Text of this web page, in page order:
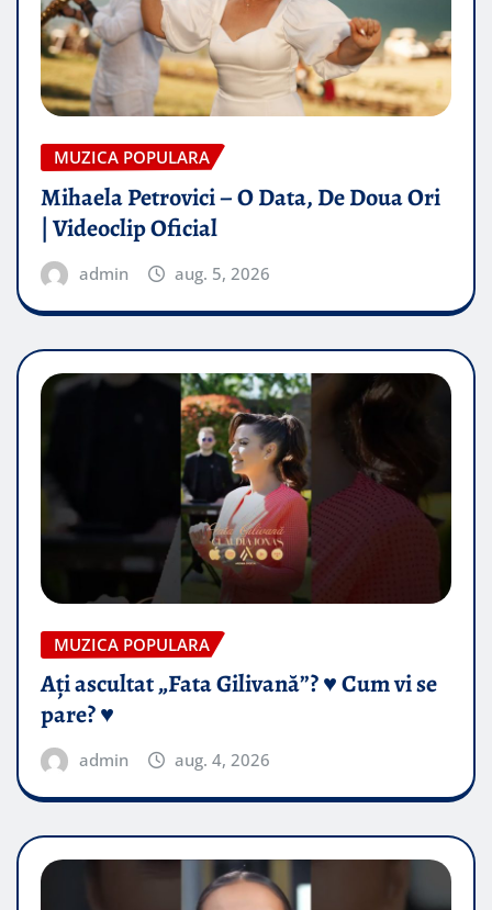
MUZICA POPULARA
Mihaela Petrovici – O Data, De Doua Ori
| Videoclip Oficial
admin aug. 5, 2026
MUZICA POPULARA
Ați ascultat „Fata Gilivană”? ♥️ Cum vi se
pare? ♥️
admin aug. 4, 2026